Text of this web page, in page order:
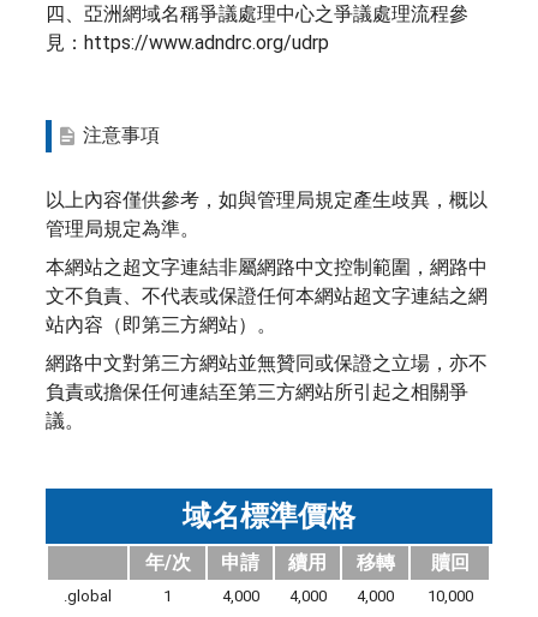
四、亞洲網域名稱爭議處理中心之爭議處理流程參
見：https://www.adndrc.org/udrp
注意事項
以上內容僅供參考，如與管理局規定產生歧異，概以
管理局規定為準。
本網站之超文字連結非屬網路中文控制範圍，網路中
文不負責、不代表或保證任何本網站超文字連結之網
站內容（即第三方網站）。
網路中文對第三方網站並無贊同或保證之立場，亦不
負責或擔保任何連結至第三方網站所引起之相關爭
議。
域名標準價格
年/次 申請 續用 移轉 贖回
.global 1 4,000 4,000 4,000 10,000